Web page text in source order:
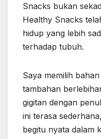
Snacks bukan
Healthy Snacks
hidup yang lebih
terhadap tubuh.
Saya memilih
tambahan
gigitan dengan
ini terasa
begitu nyata dalam